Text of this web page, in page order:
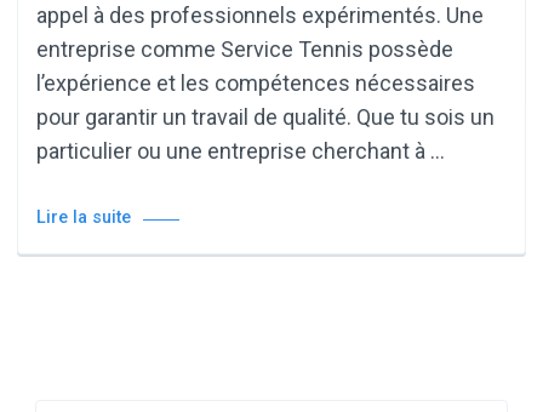
appel à des professionnels expérimentés. Une
entreprise comme Service Tennis possède
l’expérience et les compétences nécessaires
pour garantir un travail de qualité. Que tu sois un
particulier ou une entreprise cherchant à …
Lire la suite